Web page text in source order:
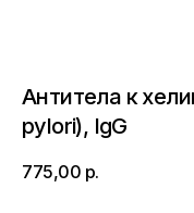
Антитела к
pylori), IgG
775,00 р.